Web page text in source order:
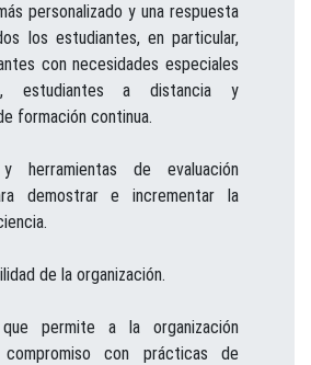
personalizado y una respuesta
los estudiantes, en particular,
con necesidades especiales
estudiantes a distancia y
formación continua.
herramientas de evaluación
demostrar e incrementar la
de la organización.
permite a la organización
con prácticas de